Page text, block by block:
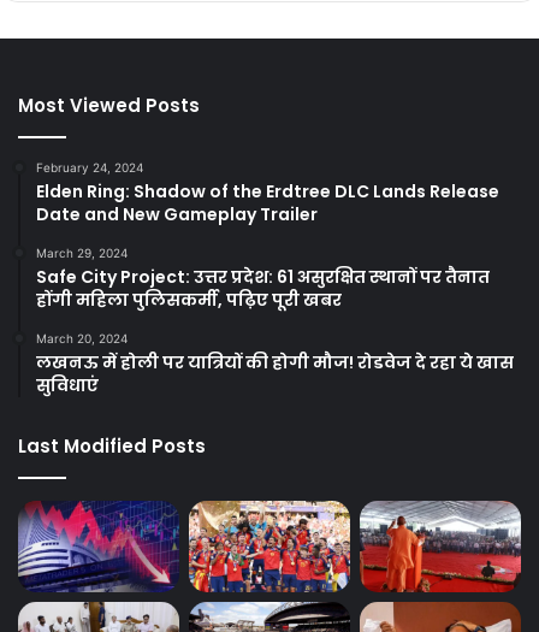
Most Viewed Posts
February 24, 2024
Elden Ring: Shadow of the Erdtree DLC Lands Release
Date and New Gameplay Trailer
March 29, 2024
Safe City Project: उत्तर प्रदेश: 61 असुरक्षित स्थानों पर तैनात
होंगी महिला पुलिसकर्मी, पढ़िए पूरी खबर
March 20, 2024
लखनऊ में होली पर यात्रियों की होगी मौज! रोडवेज दे रहा ये खास
सुविधाएं
Last Modified Posts